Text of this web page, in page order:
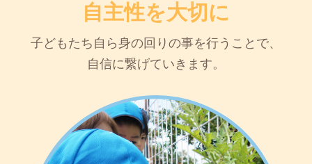
自主性を大切に
子どもたち自ら身の回りの事を行うことで、
自信に繋げていきます。